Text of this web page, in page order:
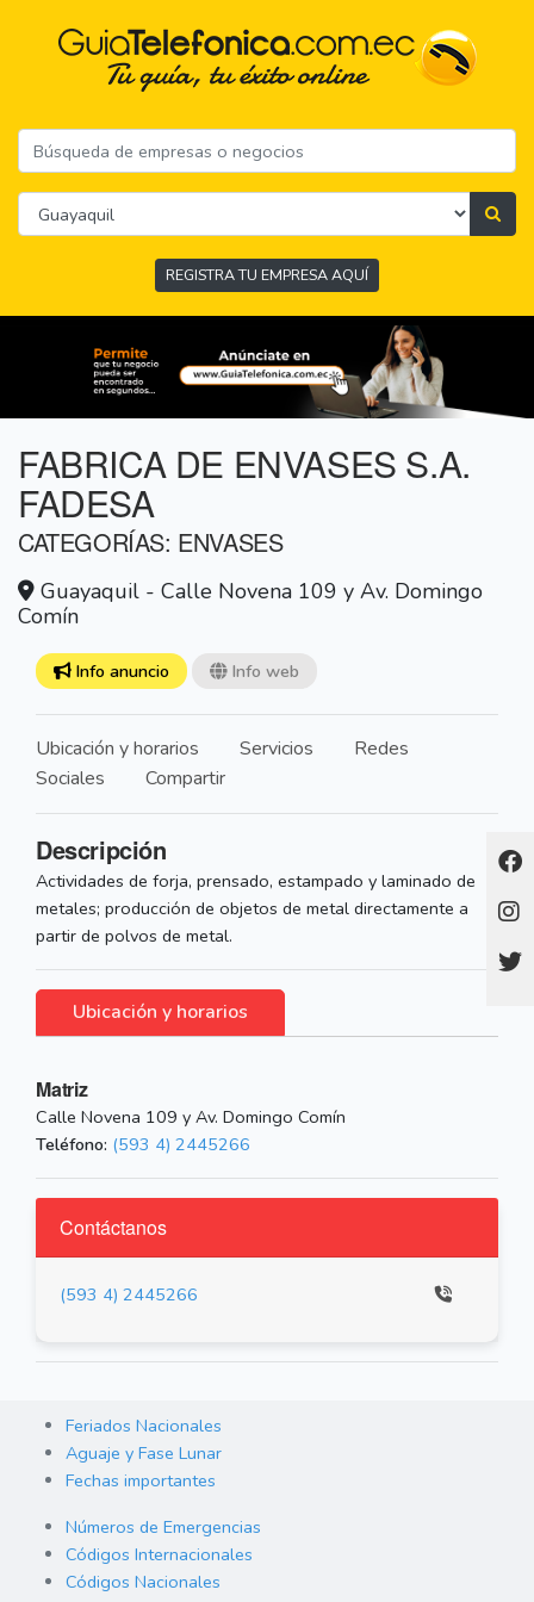
REGISTRA TU EMPRESA AQUÍ
FABRICA DE ENVASES S.A.
FADESA
CATEGORÍAS: ENVASES
Guayaquil - Calle Novena 109 y Av. Domingo
Comín
Info anuncio Info web
Ubicación y horarios Servicios
Redes
Sociales
Compartir
Descripción
Actividades de forja, prensado, estampado y laminado de
metales; producción de objetos de metal directamente a
partir de polvos de metal.
Ubicación y horarios
Matriz
Calle Novena 109 y Av. Domingo Comín
Teléfono: (593 4) 2445266
Contáctanos
(593 4) 2445266
Feriados Nacionales
Aguaje y Fase Lunar
Fechas importantes
Números de Emergencias
Códigos Internacionales
Códigos Nacionales